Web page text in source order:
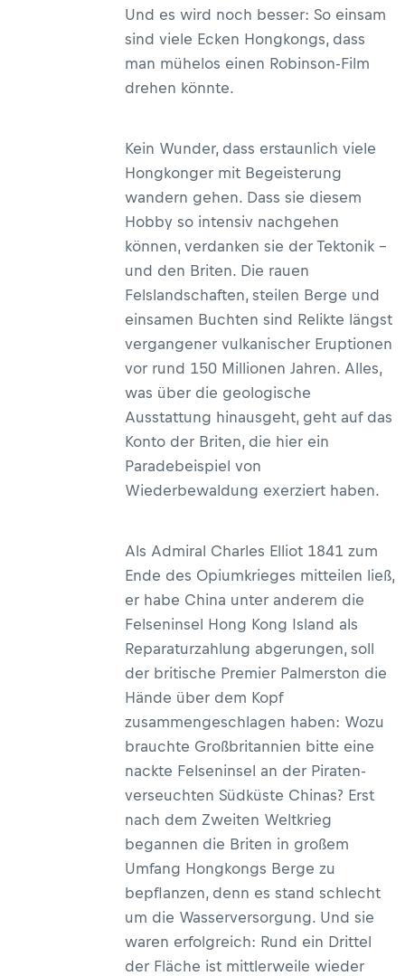
Und es wird noch besser: So einsam
sind viele Ecken Hongkongs, dass
man mühelos einen Robinson-Film
drehen könnte.
Kein Wunder, dass erstaunlich viele
Hongkonger mit Begeisterung
wandern gehen. Dass sie diesem
Hobby so intensiv nachgehen
können, verdanken sie der Tektonik –
und den Briten. Die rauen
Felslandschaften, steilen Berge und
einsamen Buchten sind Relikte längst
vergangener vulkanischer Eruptionen
vor rund 150 Millionen Jahren. Alles,
was über die geologische
Ausstattung hinausgeht, geht auf das
Konto der Briten, die hier ein
Paradebeispiel von
Wiederbewaldung exerziert haben.
Als Admiral Charles Elliot 1841 zum
Ende des Opiumkrieges mitteilen ließ,
er habe China unter anderem die
Felseninsel Hong Kong Island als
Reparaturzahlung abgerungen, soll
der britische Premier Palmerston die
Hände über dem Kopf
zusammengeschlagen haben: Wozu
brauchte Großbritannien bitte eine
nackte Felseninsel an der Piraten-
verseuchten Südküste Chinas? Erst
nach dem Zweiten Weltkrieg
begannen die Briten in großem
Umfang Hongkongs Berge zu
bepflanzen, denn es stand schlecht
um die Wasserversorgung. Und sie
waren erfolgreich: Rund ein Drittel
der Fläche ist mittlerweile wieder